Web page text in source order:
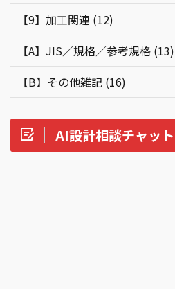
【9】加工関連 (12)
【A】JIS／規格／参考規格 (13)
【B】その他雑記 (16)
AI設計相談チャット